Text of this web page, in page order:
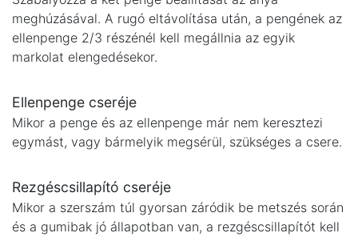
meghúzásával. A rugó eltávolítása után, a pengének az
ellenpenge 2/3 részénél kell megállnia az egyik
markolat elengedésekor.
Ellenpenge cseréje
Mikor a penge és az ellenpenge már nem keresztezi
egymást, vagy bármelyik megsérül, szükséges a csere.
Rezgéscsillapító cseréje
Mikor a szerszám túl gyorsan záródik be metszés során
és a gumibak jó állapotban van, a rezgéscsillapítót kell